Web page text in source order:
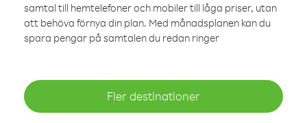
samtal till hemtelefoner och mobiler till låga priser, utan
att behöva förnya din plan. Med månadsplanen kan du
spara pengar på samtalen du redan ringer
Fler destinationer